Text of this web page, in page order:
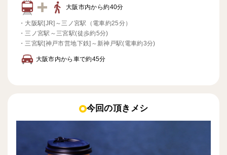
大阪市内から約40分
・ 大阪駅[JR]～三ノ宮駅（電車約25分）
・三ノ宮駅～三宮駅(徒歩約5分)
・三宮駅[神戸市営地下鉄]～新神戸駅(電車約3分)
大阪市内から車で約45分
今回の頂きメシ